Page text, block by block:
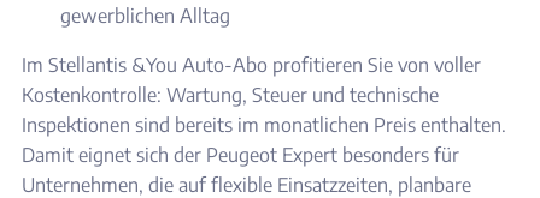
gewerblichen Alltag
Im Stellantis &You Auto-Abo profitieren Sie von voller
Kostenkontrolle: Wartung, Steuer und technische
Inspektionen sind bereits im monatlichen Preis enthalten.
Damit eignet sich der Peugeot Expert besonders für
Unternehmen, die auf flexible Einsatzzeiten, planbare